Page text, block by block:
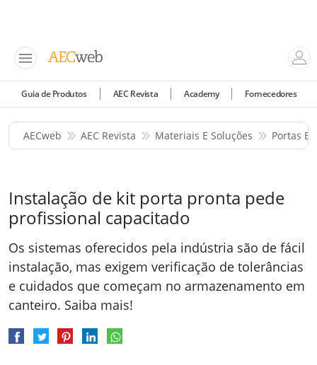
Guia de Produtos AEC Revista Academy Fornecedores
AECweb AEC Revista Materiais E Soluções Portas E
Instalação de kit porta pronta pede
profissional capacitado
Os sistemas oferecidos pela indústria são de fácil
instalação, mas exigem verificação de tolerâncias
e cuidados que começam no armazenamento em
canteiro. Saiba mais!